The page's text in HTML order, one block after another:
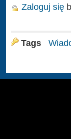
Zaloguj się
Tags